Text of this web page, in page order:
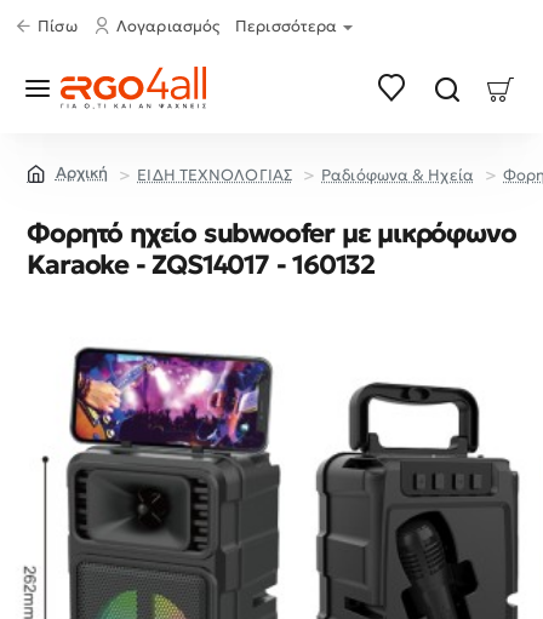
Πίσω Λογαριασμός Περισσότερα
ΕΙΔΗ ΤΕΧΝΟΛΟΓΙΑΣ Ραδιόφωνα & Ηχεία
Φορητό ηχείο subwoofer με μικρόφωνο
Karaoke - ZQS14017 - 160132